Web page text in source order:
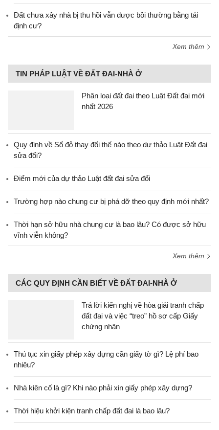
Đất chưa xây nhà bị thu hồi vẫn được bồi thường bằng tái
định cư?
Xem thêm
TIN PHÁP LUẬT VỀ ĐẤT ĐAI-NHÀ Ở
Phân loại đất đai theo Luật Đất đai mới
nhất 2026
Quy định về Sổ đỏ thay đổi thế nào theo dự thảo Luật Đất đai
sửa đổi?
Điểm mới của dự thảo Luật đất đai sửa đổi
Trường hợp nào chung cư bị phá dỡ theo quy định mới nhất?
Thời hạn sở hữu nhà chung cư là bao lâu? Có được sở hữu
vĩnh viễn không?
Xem thêm
CÁC QUY ĐỊNH CẦN BIẾT VỀ ĐẤT ĐAI-NHÀ Ở
Trả lời kiến nghị về hòa giải tranh chấp
đất đai và việc “treo” hồ sơ cấp Giấy
chứng nhận
Thủ tục xin giấy phép xây dựng cần giấy tờ gì? Lệ phí bao
nhiêu?
Nhà kiên cố là gì? Khi nào phải xin giấy phép xây dựng?
Thời hiệu khởi kiện tranh chấp đất đai là bao lâu?